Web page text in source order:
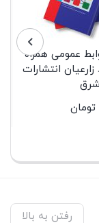
عمومی همراه
زارعیان انتشارات
تومان
رفتن به بالا